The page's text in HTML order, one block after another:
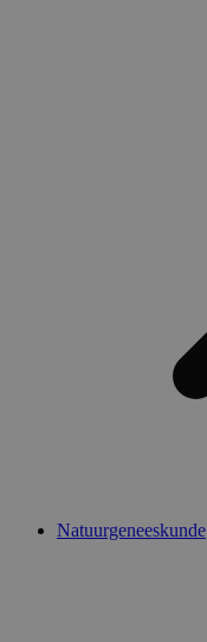
Natuurgeneeskunde